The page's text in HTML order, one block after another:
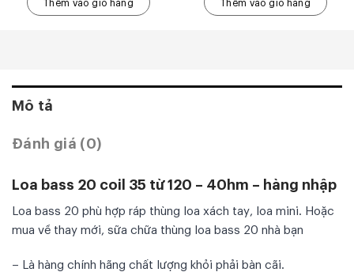
Mô tả
Đánh giá (0)
Loa bass 20 coil 35 từ 120 – 40hm – hàng nhập
Loa bass 20 phù hợp ráp thùng loa xách tay, loa mini. Hoặc
mua về thay mới, sữa chữa thùng loa bass 20 nhà bạn
– Là hàng chính hãng chất lượng khỏi phải bàn cãi.